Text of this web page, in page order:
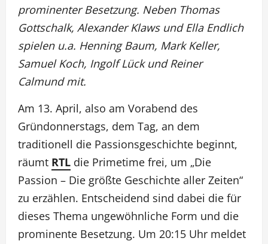
prominenter Besetzung. Neben Thomas
Gottschalk, Alexander Klaws und Ella Endlich
spielen u.a. Henning Baum, Mark Keller,
Samuel Koch, Ingolf Lück und Reiner
Calmund mit.
Am 13. April, also am Vorabend des
Gründonnerstags, dem Tag, an dem
traditionell die Passionsgeschichte beginnt,
räumt RTL die Primetime frei, um „Die
Passion – Die größte Geschichte aller Zeiten“
zu erzählen. Entscheidend sind dabei die für
dieses Thema ungewöhnliche Form und die
prominente Besetzung. Um 20:15 Uhr meldet